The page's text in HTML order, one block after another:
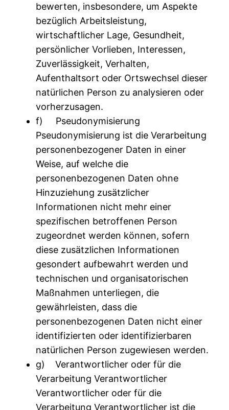
bewerten, insbesondere, um Aspekte
bezüglich Arbeitsleistung,
wirtschaftlicher Lage, Gesundheit,
persönlicher Vorlieben, Interessen,
Zuverlässigkeit, Verhalten,
Aufenthaltsort oder Ortswechsel dieser
natürlichen Person zu analysieren oder
vorherzusagen.
f) Pseudonymisierung
Pseudonymisierung ist die Verarbeitung
personenbezogener Daten in einer
Weise, auf welche die
personenbezogenen Daten ohne
Hinzuziehung zusätzlicher
Informationen nicht mehr einer
spezifischen betroffenen Person
zugeordnet werden können, sofern
diese zusätzlichen Informationen
gesondert aufbewahrt werden und
technischen und organisatorischen
Maßnahmen unterliegen, die
gewährleisten, dass die
personenbezogenen Daten nicht einer
identifizierten oder identifizierbaren
natürlichen Person zugewiesen werden.
g) Verantwortlicher oder für die
Verarbeitung Verantwortlicher
Verantwortlicher oder für die
Verarbeitung Verantwortlicher ist die